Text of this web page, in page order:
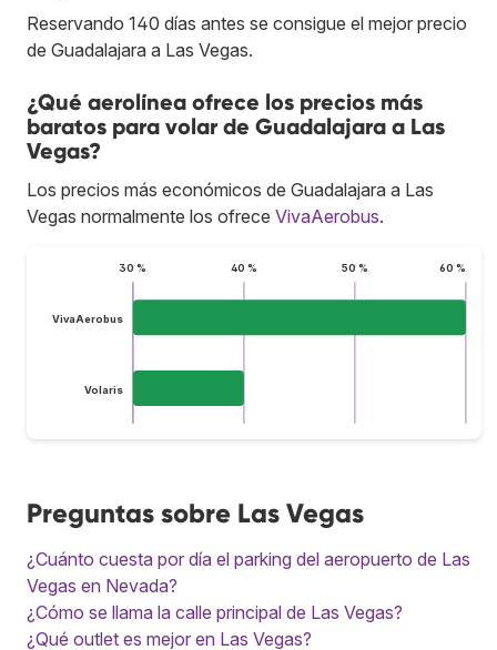
Reservando 140 días antes se consigue el mejor precio
de Guadalajara a Las Vegas.
¿Qué aerolínea ofrece los precios más
baratos para volar de Guadalajara a Las
Vegas?
Los precios más económicos de Guadalajara a Las
Vegas normalmente los ofrece VivaAerobus.
30 % 40 % 50 % 60 %
VivaAerobus
Volaris
Preguntas sobre Las Vegas
¿Cuánto cuesta por día el parking del aeropuerto de Las
Vegas en Nevada?
¿Cómo se llama la calle principal de Las Vegas?
¿Qué outlet es mejor en Las Vegas?